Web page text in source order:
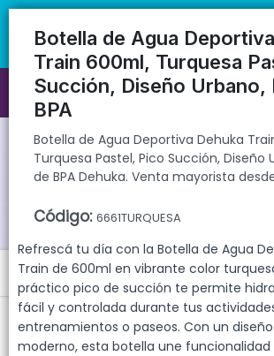
Botella de Agua Deportiva Dehuka Train
desde 10 unidades.
Botella de Agua
Train 600ml, Turquesa
Succión, Diseño Urbano,
BPA
Botella de Agua Deportiva Dehuka
Turquesa Pastel, Pico Succión, Diseño
de BPA Dehuka. Venta mayorista
Código: 6661TURQUESA
Refrescá tu día con la Botella de Agua
Train de 600ml en vibrante color
práctico pico de succión te permite
fácil y controlada durante tus
entrenamientos o paseos. Con un
moderno, esta botella une funcionalidad
directa | 📦 Comprá mayorista desde 10
accedé a precios exclusivos!
Ingresar
CÓMO COMPRAR
QUIÉNES SOMOS
GARANTIAS
CONTACTO
Menú
Botella de Agua Deportiva Dehuka Train 600ml,
Succión, Diseño Urbano, Libre de BPA Dehuka.
desde 10 unidades.